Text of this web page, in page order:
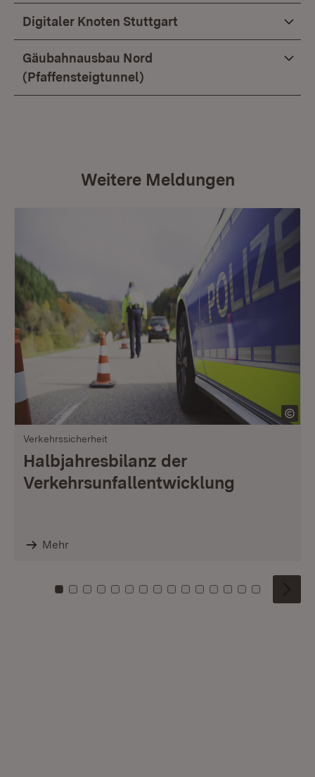
Digitaler Knoten Stuttgart
Gäubahnausbau Nord
(Pfaffensteigtunnel)
Weitere Meldungen
Verkehrssicherheit
Halbjahresbilanz der
Verkehrsunfallentwicklung
Mehr
Zu Kachel: 0
Zu Kachel: 1
Zu Kachel: 2
Zu Kachel: 3
Zu Kachel: 4
Zu Kachel: 5
Zu Kachel: 6
Zu Kachel: 7
Zu Kachel: 8
Zu Kachel: 9
Zu Kachel: 10
Zu Kachel: 11
Zu Kachel: 12
Zu Kachel:
Zu